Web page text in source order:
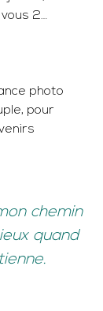
2…
photo
pour
chemin
quand